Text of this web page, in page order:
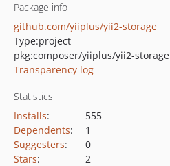
Package info
github.com/yiiplus/yii2-storage
Type:project
pkg:composer/yiiplus/yii2-storage
Transparency log
Statistics
Installs:
555
Dependents:
1
Suggesters:
0
Stars:
2